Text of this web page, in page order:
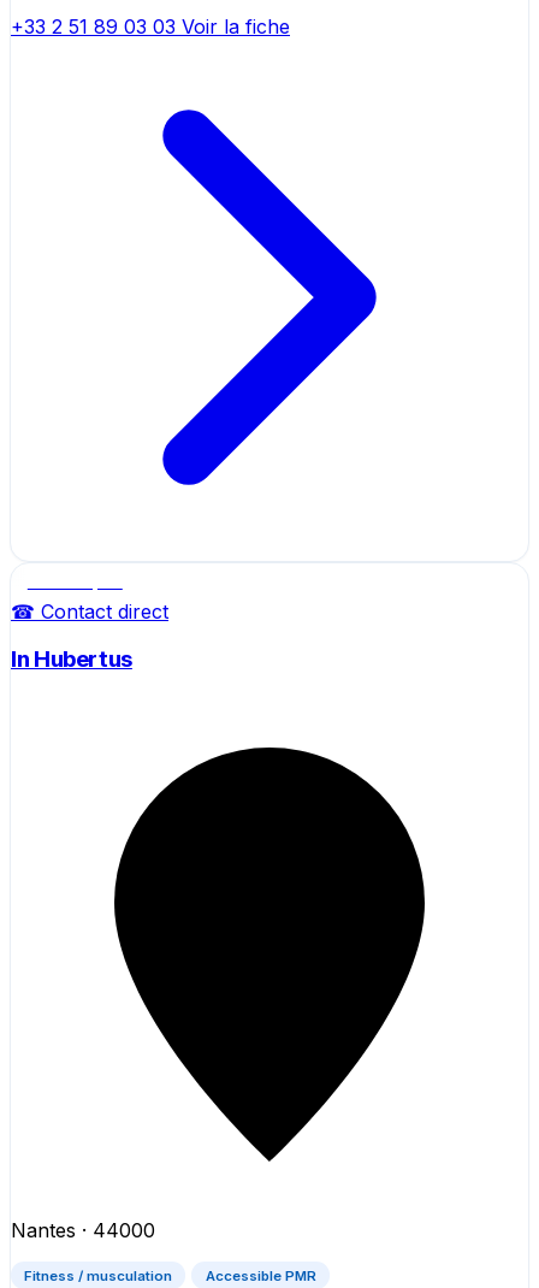
+33 2 51 89 03 03 Voir la fiche
☎ Contact direct
In Hubertus
Nantes · 44000
Fitness / musculation Accessible PMR